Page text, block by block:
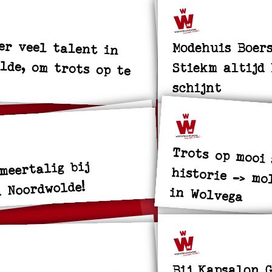
veel talent in
om trots op te
Modehuis
Stiekm altijd
schijnt
bij Trots op
historie -> molen
in Wolvega
Bij Kapsalon